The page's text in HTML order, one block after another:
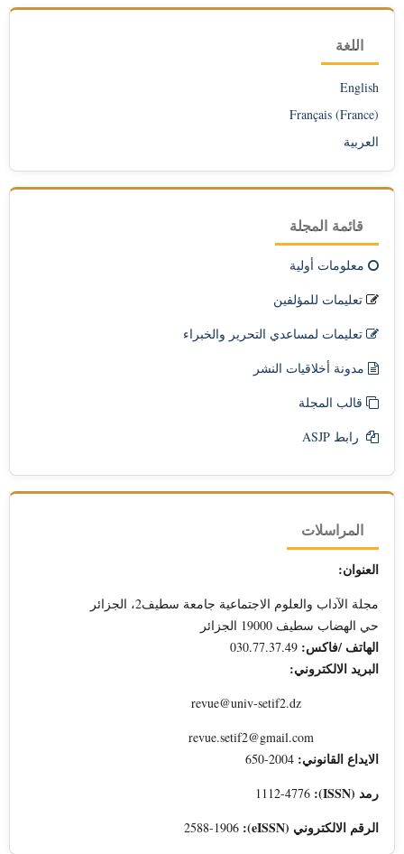
اللغة
English
Français (France)
العربية
قائمة المجلة
معلومات أولية
تعليمات للمؤلفين
تعليمات لمساعدي التحرير والخبراء
مدونة أخلاقيات النشر
قالب المجلة
رابط ASJP
المراسلات
العنوان:
مجلة الآداب والعلوم الاجتماعية جامعة سطيف2، الجزائر
حي الهضاب سطيف 19000 الجزائر
الهاتف /فاكس:
البريد الالكتروني:
الايداع القانوني:
رمد (ISSN):
الرقم الالكتروني (eISSN):